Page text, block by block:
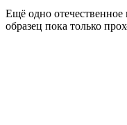
Ещё одно
образец пока только